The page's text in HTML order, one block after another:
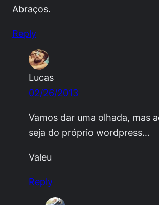
Abraços.
Reply
Lucas
02/26/2013
Vamos dar uma olhada, mas
seja do próprio wordpress…
Valeu
Reply